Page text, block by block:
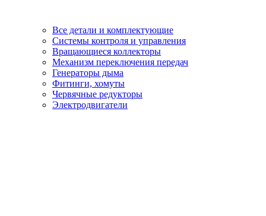
Все детали и комплектующие
Системы контроля и управления
Вращающиеся коллекторы
Механизм переключения передач
Генераторы дыма
Фитинги, хомуты
Червячные редукторы
Электродвигатели